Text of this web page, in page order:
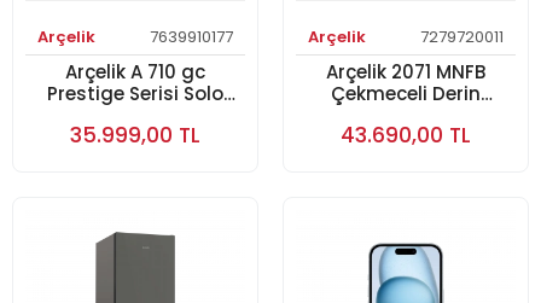
Arçelik 7639910177
Arçelik A 710 gc
Prestige Serisi Solo
35.999,00 TL
Arçelik 7279720011
Arçelik 2071 MNFB
Çekmeceli Derin
43.690,00 TL